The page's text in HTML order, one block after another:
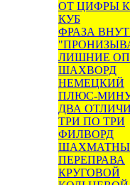
ОТ ЦИФРЫ
КУБ
ФРАЗА
ЛИШНИЕ
ШАХВОРД
НЕМЕЦКИЙ
ПЛЮС-
ДВА
ТРИ ПО ТРИ
ФИЛВОРД
ПЕРЕПРАВА
КРУГОВОЙ